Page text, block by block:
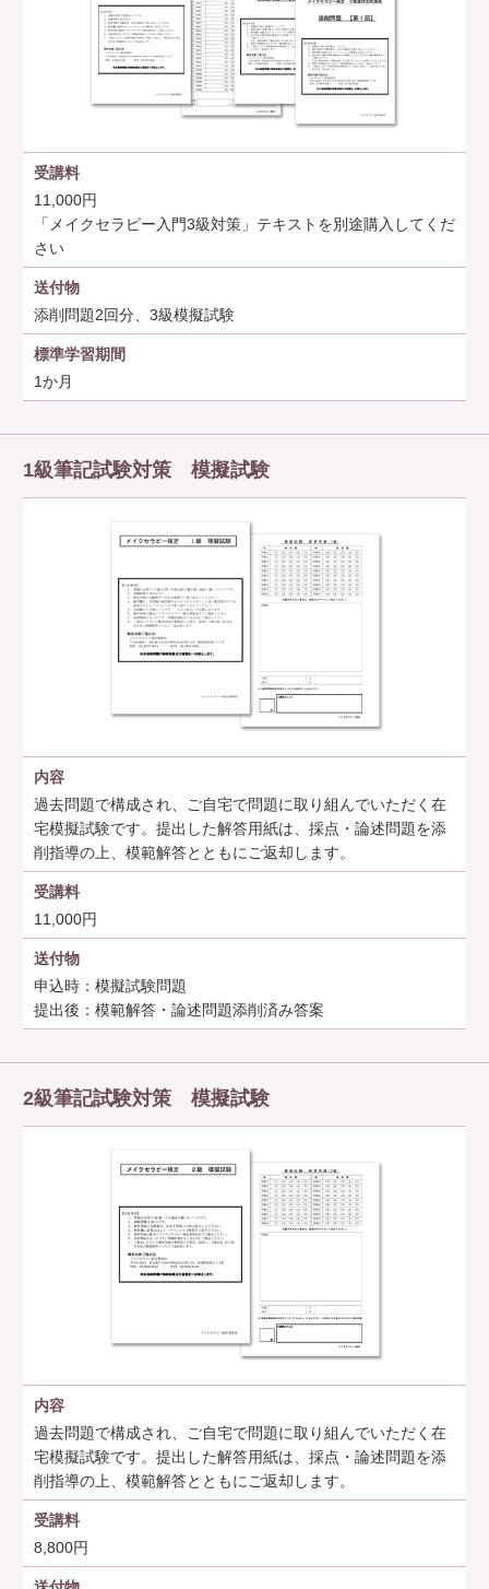
受講料
11,000円
「メイクセラピー入門3級対策」テキストを別途購入してくだ
さい
送付物
添削問題2回分、3級模擬試験
標準学習期間
1か月
1級筆記試験対策 模擬試験
内容
過去問題で構成され、ご自宅で問題に取り組んでいただく在
宅模擬試験です。提出した解答用紙は、採点・論述問題を添
削指導の上、模範解答とともにご返却します。
受講料
11,000円
送付物
申込時：模擬試験問題
提出後：模範解答・論述問題添削済み答案
2級筆記試験対策 模擬試験
内容
過去問題で構成され、ご自宅で問題に取り組んでいただく在
宅模擬試験です。提出した解答用紙は、採点・論述問題を添
削指導の上、模範解答とともにご返却します。
受講料
8,800円